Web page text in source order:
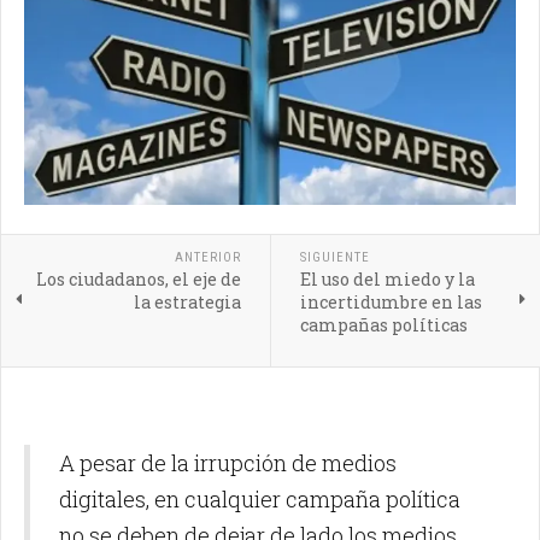
ANTERIOR
Los ciudadanos, el eje de
la estrategia
SIGUIENTE
El uso del miedo y la
incertidumbre en las
campañas políticas
A pesar de la irrupción de medios
digitales, en cualquier campaña política